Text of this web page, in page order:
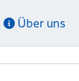
Über uns